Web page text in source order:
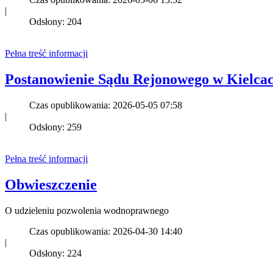
|
Odsłony: 204
Pełna treść informacji
Postanowienie Sądu Rejonowego w
Czas opublikowania: 2026-05-05 07:58
|
Odsłony: 259
Pełna treść informacji
Obwieszczenie
O udzieleniu pozwolenia wodnoprawnego
Czas opublikowania: 2026-04-30 14:40
|
Odsłony: 224